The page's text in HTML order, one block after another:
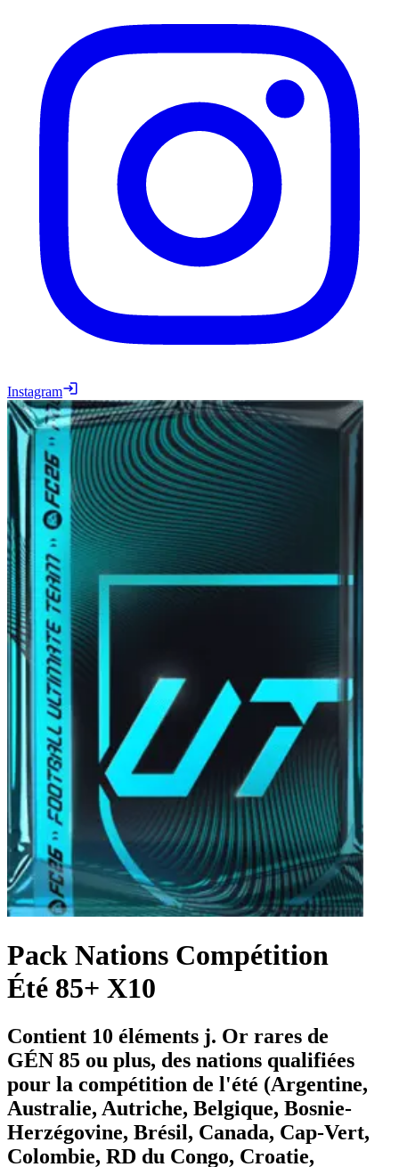
Instagram
Pack Nations Compétition
Été 85+ X10
Contient 10 éléments j. Or rares de
GÉN 85 ou plus, des nations qualifiées
pour la compétition de l'été (Argentine,
Australie, Autriche, Belgique, Bosnie-
Herzégovine, Brésil, Canada, Cap-Vert,
Colombie, RD du Congo, Croatie,